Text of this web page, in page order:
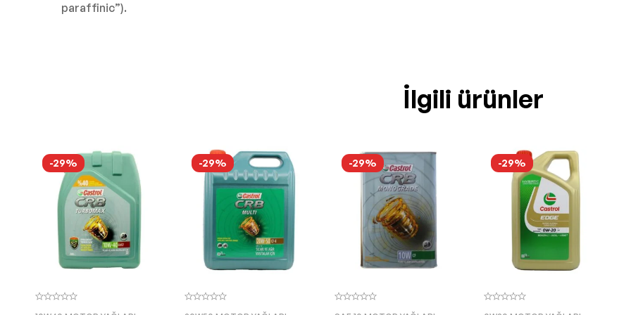
paraffinic”).
İlgili ürünler
-29% -29% -29% -29%